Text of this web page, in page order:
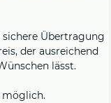
Übertragung
der ausreichend
lässt.
möglich.